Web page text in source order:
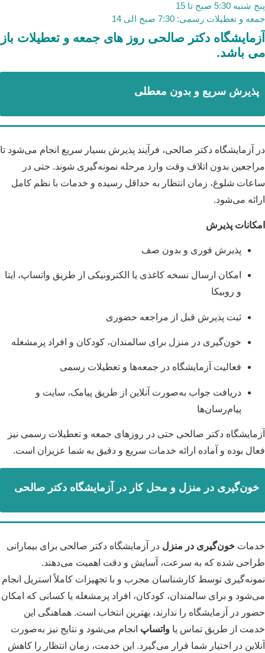
پنج شنبه 5:30 صبح تا 15
جمعه و تعطیلات رسمی: 7:30 صبح الی 14
آزمایشگاه دکتر صالحی روز های جمعه و تعطیلات باز
می باشد.
پذیرش سریع و بدون معطلی
در آزمایشگاه دکتر صالحی، فرآیند پذیرش بسیار سریع انجام می‌شود تا
مراجعین بدون اتلاف وقت وارد مرحله نمونه‌گیری شوند. حتی در
ساعات شلوغ، زمان انتظار به حداقل رسیده و خدمات با نظم کامل
ارائه می‌شود.
امکانات پذیرش
پذیرش فوری و بدون صف
امکان ارسال نسخه کاغذی یا الکترونیکی از طریق واتساپ، ایتا
و روبیکا
ثبت پذیرش قبل از مراجعه حضوری
خون‌گیری در منزل برای سالمندان، کودکان و افراد پرمشغله
فعالیت آزمایشگاه در جمعه‌ها و تعطیلات رسمی
دریافت جواب به‌صورت آنلاین از طریق پیامک، سایت و
پیام‌رسان‌ها
آزمایشگاه دکتر صالحی حتی در روزهای جمعه و تعطیلات رسمی نیز
فعال بوده و آماده ارائه خدمات سریع و دقیق به شما عزیزان است.
خون‌گیری در منزل و محل کار در آزمایشگاه دکتر صالحی
خدمات خون‌گیری در منزل در آزمایشگاه دکتر صالحی برای بیمارانی
طراحی شده که به سرعت، آسایش و دقت اهمیت می‌دهند.
نمونه‌گیری توسط کارشناسان مجرب و با تجهیزات کاملاً استریل انجام
می‌شود و برای سالمندان، کودکان، افراد پرمشغله یا کسانی که امکان
حضور در آزمایشگاه را ندارند، بهترین انتخاب است. هماهنگی این
خدمت از طریق تماس یا واتساپ انجام می‌شود و نتایج نیز به‌صورت
آنلاین در اختیار شما قرار می‌گیرد. این خدمت، زمان انتظار را کاهش